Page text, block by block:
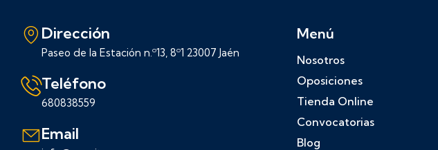
Dirección
Paseo de la Estación n.º13, 8º1 23007 Jaén
Teléfono
680838559
Email
Menú
Nosotros
Oposiciones
Tienda Online
Convocatorias
Blog